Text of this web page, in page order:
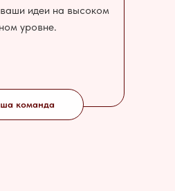
идеи на высоком
уровне.
команда